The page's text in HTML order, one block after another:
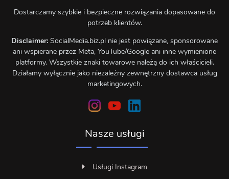
Dostarczamy szybkie i bezpieczne rozwiązania dopasowane do
potrzeb klientów.
Disclaimer: SocialMedia.biz.pl nie jest powiązane, sponsorowane
ani wspierane przez Meta, YouTube/Google ani inne wymienione
platformy. Wszystkie znaki towarowe należą do ich właścicieli.
Działamy wyłącznie jako niezależny zewnętrzny dostawca usług
marketingowych.
Nasze usługi
Usługi Instagram